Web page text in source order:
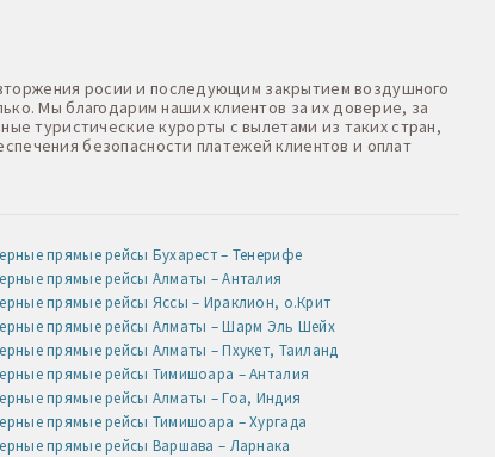
росии и последующим закрытием воздушного
Мы благодарим наших клиентов за их доверие, за
туристические курорты с вылетами из таких стран,
безопасности платежей клиентов и оплат
прямые рейсы Бухарест – Тенерифе
прямые рейсы Алматы – Анталия
прямые рейсы Яссы – Ираклион, о.Крит
прямые рейсы Алматы – Шарм Эль Шейх
прямые рейсы Алматы – Пхукет, Таиланд
прямые рейсы Тимишоара – Анталия
прямые рейсы Алматы – Гоа, Индия
прямые рейсы Тимишоара – Хургада
прямые рейсы Варшава – Ларнака